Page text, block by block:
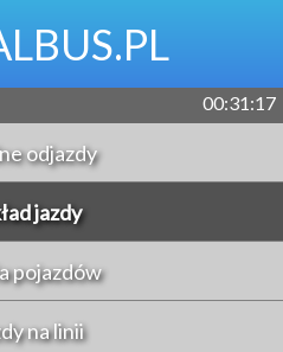
00:31:18
odjazdy
jazdy
pojazdów
na linii